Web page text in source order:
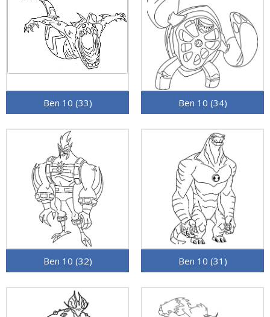
Ben 10 (33) Ben 10 (34)
Ben 10 (32) Ben 10 (31)